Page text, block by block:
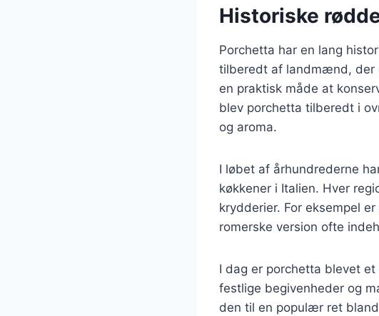
Historiske
Porchetta har en lang
tilberedt af landmænd, der
en praktisk måde at
blev porchetta tilberedt i
og aroma.
I løbet af århundrederne
køkkener i Italien. Hver
krydderier. For eksempel
romerske version ofte
I dag er porchetta blevet
festlige begivenheder og
den til en populær ret